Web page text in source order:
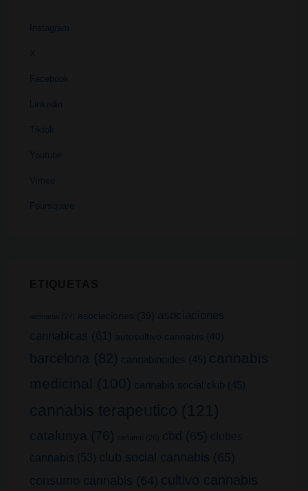
Instagram
X
Facebook
Linkedin
Tiktok
Youtube
Vimeo
Foursquare
alemania (27) asociaciones (39)
asociaciones
cannabicas (61) autocultivo cannabis (40)
barcelona (82) cannabinoides (45) cannabis
medicinal (100) cannabis social club (45)
cannabis terapeutico (121)
catalunya (76) cañamo (26) cbd (65) clubes
cannabis (53) club social cannabis (65)
consumo cannabis (64) cultivo cannabis